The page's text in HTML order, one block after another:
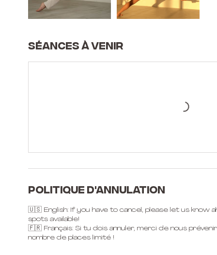
Séances à venir
Politique d'annulation
🇺🇸 English: If you have to cancel, please let us know
spots available!
🇫🇷 Français: Si tu dois annuler, merci de nous
nombre de places limité !